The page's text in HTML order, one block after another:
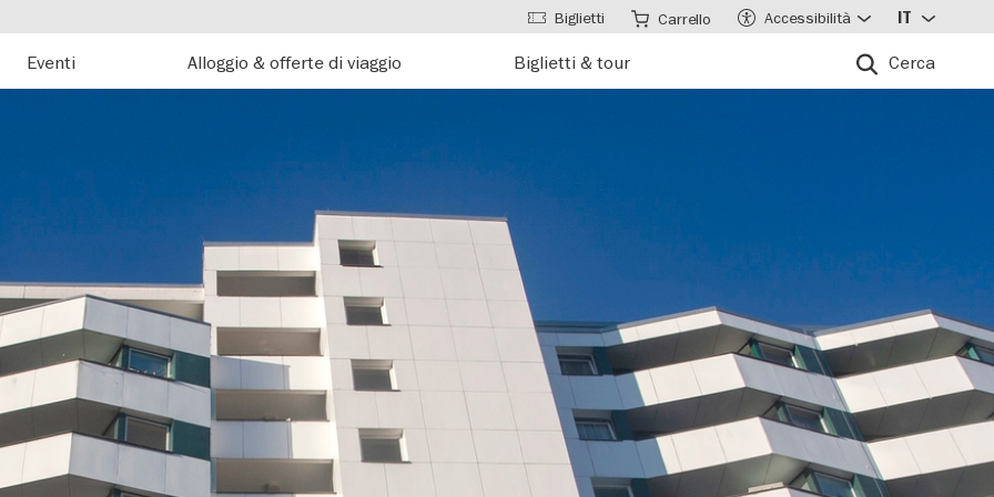
Eventi Alloggio & offerte di viaggio Biglietti & tour Cerca
Biglietti Carrello Accessibilità IT